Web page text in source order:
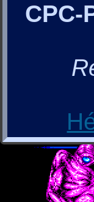
CPC-